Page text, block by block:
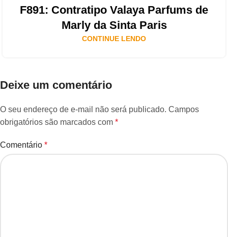
F891: Contratipo Valaya Parfums de
Marly da Sinta Paris
CONTINUE LENDO
Deixe um comentário
O seu endereço de e-mail não será publicado. Campos
obrigatórios são marcados com *
Comentário *